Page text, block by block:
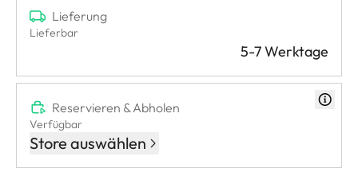
Lieferung
Lieferbar
5-7 Werktage
Reservieren & Abholen
Verfügbar
Store auswählen